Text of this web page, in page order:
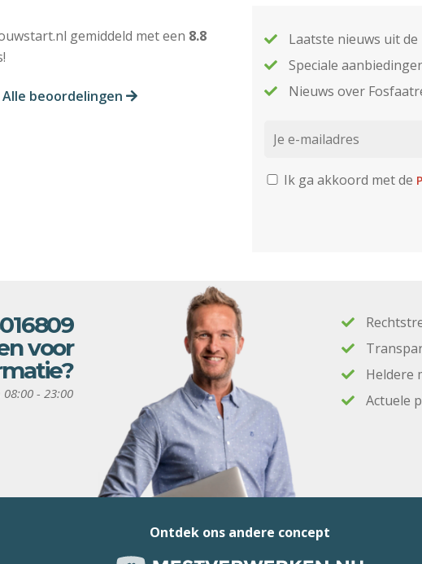
gemiddeld met een 8.8
Alle beoordelingen
Laatste nieuws uit
Speciale
Nieuws over
Ik ga akkoord met de
voor
- 23:00
Heldere
Actuele
Ontdek ons andere concept